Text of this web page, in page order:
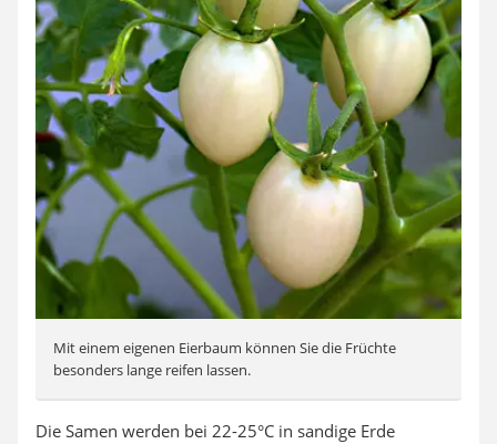
Mit einem eigenen Eierbaum können Sie die Früchte
besonders lange reifen lassen.
Die Samen werden bei 22-25°C in sandige Erde